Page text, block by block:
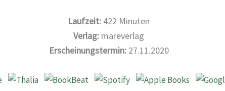
Laufzeit: 422 Minuten
Verlag: mareverlag
Erscheinungstermin:27.11.2020